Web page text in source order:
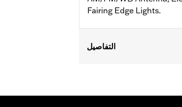
Fairing Edge Lights.
التفاصيل
Sold In Units:Each